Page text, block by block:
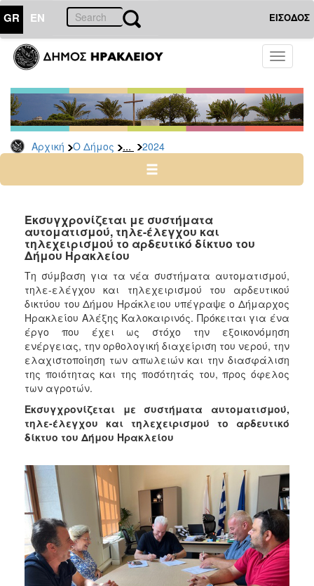
GR EN ΕΙΣΟΔΟΣ
Toggle
Αρχική Ο Δήμος ... 2024
ΔΗΜΟΣ
Δελτία
Τύπου
Αρχείο
2026
2024
2022
2021
2020
2019
2018
2017
2016
2015
2012
2011
2010
2006
ΤΟΠΟΣ
Εκσυγχρονίζεται με συστήματα
αυτοματισμού, τηλε-έλεγχου και
τηλεχειρισμού το αρδευτικό δίκτυο του
Δήμου Ηρακλείου
Τη σύμβαση για τα νέα συστήματα αυτοματισμού,
τηλε-ελέγχου και τηλεχειρισμού του αρδευτικού
δικτύου του Δήμου Ηράκλειου υπέγραψε ο Δήμαρχος
Ηρακλείου Αλέξης Καλοκαιρινός. Πρόκειται για ένα
έργο που έχει ως στόχο την εξοικονόμηση
ενέργειας, την ορθολογική διαχείριση του νερού, την
ελαχιστοποίηση των απωλειών και την διασφάλιση
της ποιότητας και της ποσότητάς του, προς όφελος
των αγροτών.
Εκσυγχρονίζεται με συστήματα αυτοματισμού,
τηλε-έλεγχου και τηλεχειρισμού το αρδευτικό
δίκτυο του Δήμου Ηρακλείου